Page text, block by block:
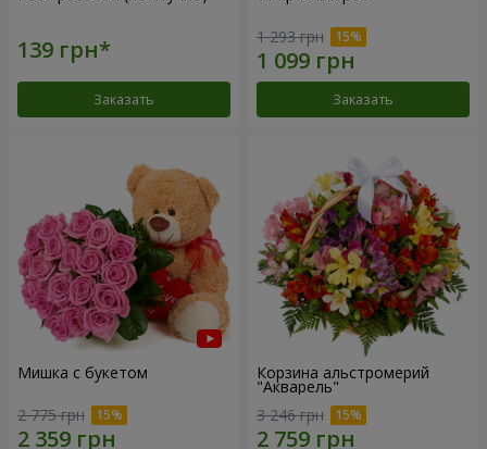
Заказать
1 293 грн
Заказать
Мишка с букетом
2 775 грн
Корзина альстромерий
"Акварель"
3 246 грн